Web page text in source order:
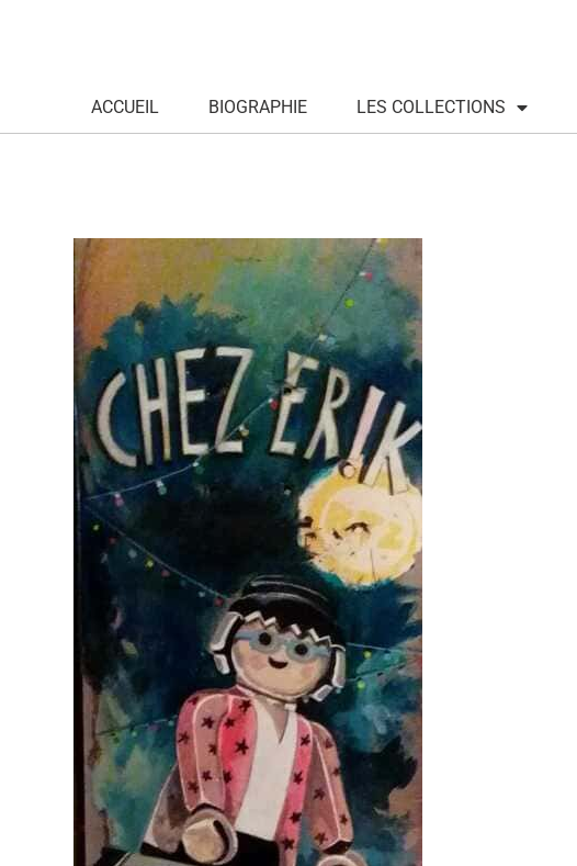
ACCUEIL BIOGRAPHIE LES COLLECTIONS